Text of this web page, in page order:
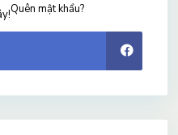
Quên mật khẩu?